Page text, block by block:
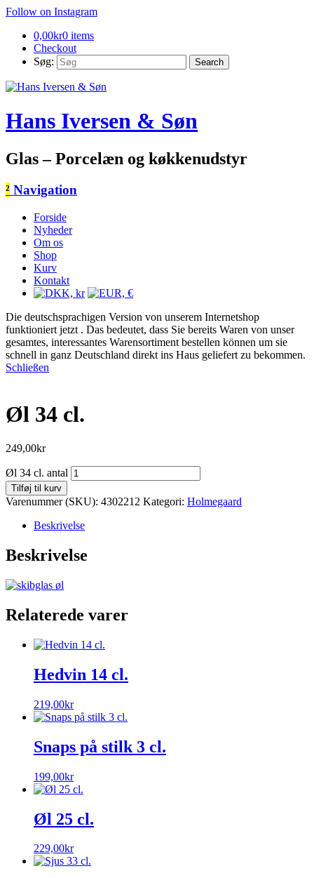
Follow on Instagram
0,00kr0 items
Checkout
Søg:
Hans Iversen & Søn
Glas – Porcelæn og køkkenudstyr
² Navigation
Forside
Nyheder
Om os
Shop
Kurv
Kontakt
Die deutschsprachigen Version von unserem Internetshop
funktioniert jetzt . Das bedeutet, dass Sie bereits Waren von unser
gesamtes, interessantes Warensortiment bestellen können um sie
schnell in ganz Deutschland direkt ins Haus geliefert zu bekommen.
Schließen
Øl 34 cl.
249,00kr
Øl 34 cl. antal
Tilføj til kurv
Varenummer (SKU): 4302212 Kategori: Holmegaard
Beskrivelse
Beskrivelse
Relaterede varer
Hedvin 14 cl.
219,00kr
Snaps på stilk 3 cl.
199,00kr
Øl 25 cl.
229,00kr